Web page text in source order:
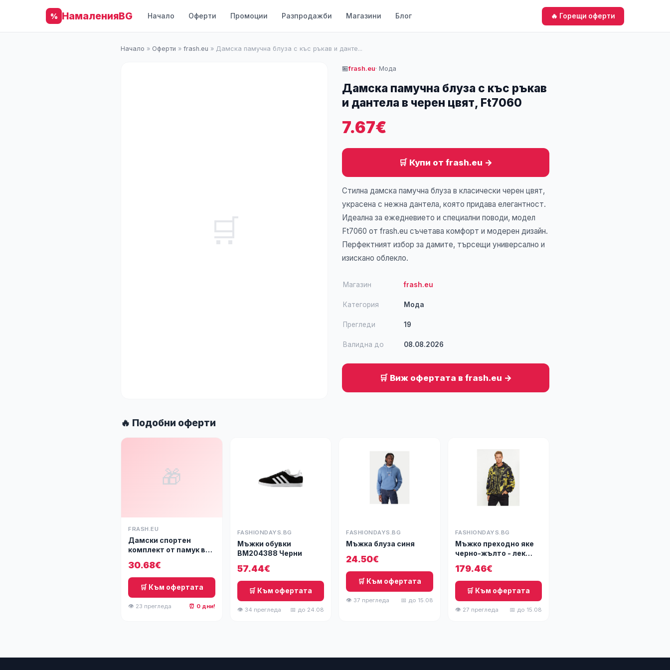
% НамаленияBG Начало Оферти Промоции Разпродажби Магазини Блог 🔥 Горещи оферти
Начало » Оферти » frash.eu » Дамска памучна блуза с къс ръкав и данте...
🛒
🏪frash.eu· Мода
Дамска памучна блуза с къс ръкав
и дантела в черен цвят, Ft7060
7.67€
🛒 Купи от frash.eu →
Стилна дамска памучна блуза в класически черен цвят,
украсена с нежна дантела, която придава елегантност.
Идеална за ежедневието и специални поводи, модел
Ft7060 от frash.eu съчетава комфорт и модерен дизайн.
Перфектният избор за дамите, търсещи универсално и
изискано облекло.
Магазин frash.eu
Категория Мода
Прегледи 19
Валидна до 08.08.2026
🛒 Виж офертата в frash.eu →
🔥 Подобни оферти
🎁
FRASH.EU
Дамски спортен
комплект от памук в
30.68€
🛒 Към офертата
👁 23 прегледа ⏰ 0 дни!
FASHIONDAYS.BG
Мъжки обувки
BM204388 Черни
57.44€
🛒 Към офертата
👁 34 прегледа 📅 до 24.08
FASHIONDAYS.BG
Мъжка блуза синя
24.50€
🛒 Към офертата
👁 37 прегледа 📅 до 15.08
FASHIONDAYS.BG
Мъжко преходно яке
черно-жълто - лек
179.46€
🛒 Към офертата
👁 27 прегледа 📅 до 15.08